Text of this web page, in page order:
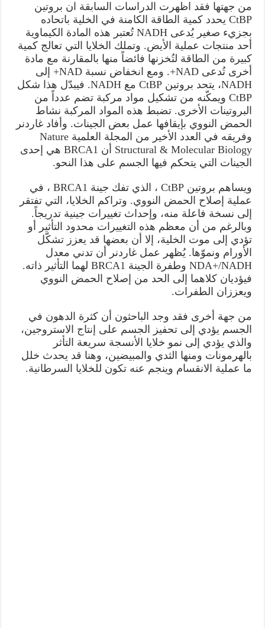
من جهتها فقد اظهرت الدراسات السابقة ان بروتين
CtBP يحدد كمية الطاقة الكامنة في الخلية باتحاده
بجزيء صغير يُدعى NADH تُعتبر هذه المادة الكيماوية
أحد منتجات عملية الأيض. وتملك الخلايا التي تعالج كمية
كبيرة من الطاقة لتُخزنها فائضاً منها بالمقارنة مع مادة
أخرى تُدعى NAD+. ومع انخفاض نسبة NAD+ إلى
NADH، يتحد بروتين CtBP مع NADH. فيبدّل هذا شكل
CtBP ويمكّنه من تشكيل مواد مركبة تضم عدداً من
البروتينات الأخرى. تضبط هذه المواد المركبة نشاط
الحمض النووي بإيقافها عمل بعض الجينات. وأفاد غاردنر
وفريقه في العدد الأخير من المجلة العلمية Nature
Structural & Molecular Biology أن BRCA1 هي إحدى
الجينات التي يتحكم فيها الجسم على هذا النحو.
ويساهم بروتين CtBP ، الذي تفك جينة BRCA1 ، في
عملية إصلاح الحمض النووي. وتراكم الخلايا، التي تفتقر
إلى نسخة فاعلة منه، وإحداث تغييرات جينية تدريجاً.
وبالرغم من أن معظم هذه التغييرات محدود التأثير أو
تؤدي إلى موت الخلية، إلا أن بعضها قد يعزز تشكّل
الأورام ونموّها. يُظهر عمل غاردنر أن تدني معدل
NDA+/NADH وطفرة الجينة BRCA1 لهما التأثير ذاته.
فيؤديان كلاهما إلى الحد من إصلاح الحمض النووي
ويعززان الطفرات.
من جهة أخرى فقد وجد الباحثون أن كثرة الدهون في
الجسم يؤدي إلى تحفيز الجسم على إنتاج الاستروجين،
والذي يؤدي إلى نمو خلايا الأنسجة سريعة التأثر
بالهرمونات ومنها الثدي والمبيضين، وهنا قد يحدث خلل
ما عملية الانقسام وينجم عنه تكون للخلايا السرطانية.